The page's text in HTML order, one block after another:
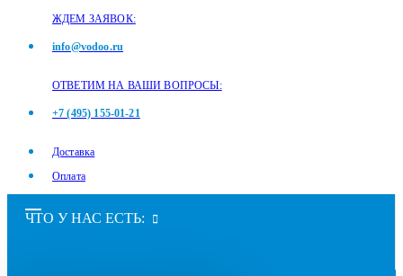
ЖДЕМ ЗАЯВОК:
info@vodoo.ru
ОТВЕТИМ НА ВАШИ ВОПРОСЫ:
+7 (495) 155-01-21
Доставка
Оплата
ЧТО У НАС ЕСТЬ: